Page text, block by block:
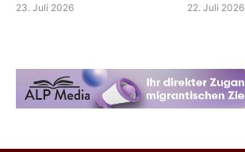
23. Juli 2026 22. Juli 2026